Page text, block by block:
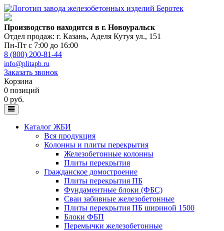
Производство находится в г. Новоуральск
Отдел продаж: г. Казань, Аделя Кутуя ул., 151
Пн-Пт с 7:00 до 16:00
8 (800) 200-81-44
info@plitapb.ru
Заказать звонок
Корзина
0 позиций
0 руб.
Каталог ЖБИ
Вся продукция
Колонны и плиты перекрытия
Железобетонные колонны
Плиты перекрытия
Гражданское домостроение
Плиты перекрытия ПБ
Фундаментные блоки (ФБС)
Сваи забивные железобетонные
Плиты перекрытия ПБ шириной 1500
Блоки ФБП
Перемычки железобетонные